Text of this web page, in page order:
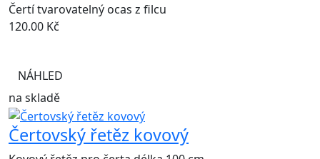
Čertí tvarovatelný ocas z filcu
120.00 Kč
NÁHLED
na skladě
Čertovský řetěz kovový